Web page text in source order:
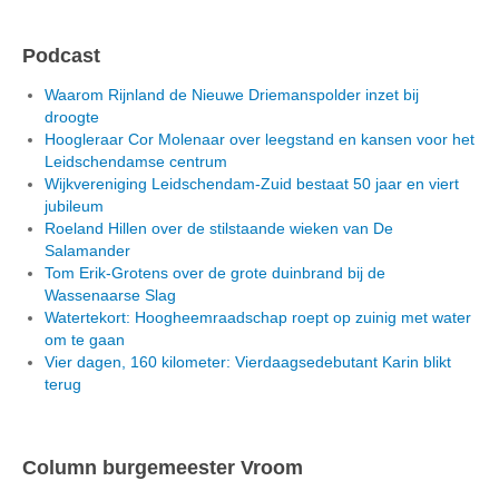
Podcast
Waarom Rijnland de Nieuwe Driemanspolder inzet bij
droogte
Hoogleraar Cor Molenaar over leegstand en kansen voor het
Leidschendamse centrum
Wijkvereniging Leidschendam-Zuid bestaat 50 jaar en viert
jubileum
Roeland Hillen over de stilstaande wieken van De
Salamander
Tom Erik-Grotens over de grote duinbrand bij de
Wassenaarse Slag
Watertekort: Hoogheemraadschap roept op zuinig met water
om te gaan
Vier dagen, 160 kilometer: Vierdaagsedebutant Karin blikt
terug
Column burgemeester Vroom